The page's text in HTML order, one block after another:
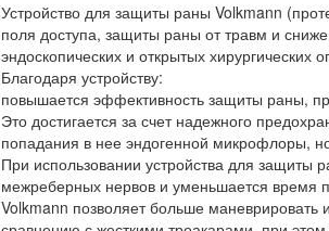
Устройство для защиты раны Volkmann
поля доступа, защиты раны от травм и
эндоскопических и открытых хирургических
Благодаря устройству:
повышается эффективность защиты раны,
Это достигается за счет надежного
попадания в нее эндогенной микрофлоры,
При использовании устройства для защиты
межреберных нервов и уменьшается время
Volkmann позволяет больше